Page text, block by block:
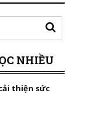
NHIỀU
thiện sức